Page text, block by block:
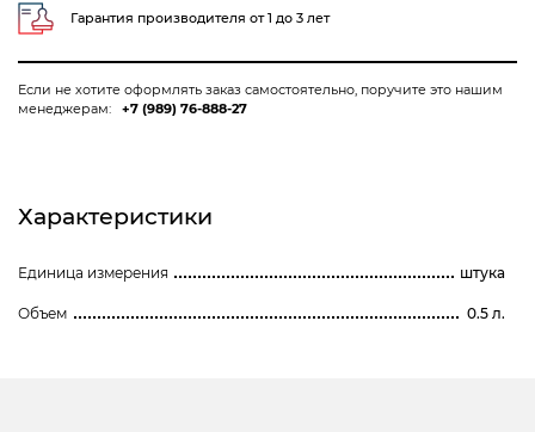
Гарантия производителя от 1 до 3 лет
Если не хотите оформлять заказ самостоятельно, поручите это нашим
менеджерам:
+7 (989) 76-888-27
Характеристики
Единица измерения штука
Объем 0.5 л.